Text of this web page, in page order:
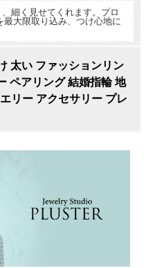
細く見せてくれます。プロ
大限取り込み、つけ心地に
太い ファッションリン
ペアリング 結婚指輪 地
リー アクセサリー プレ